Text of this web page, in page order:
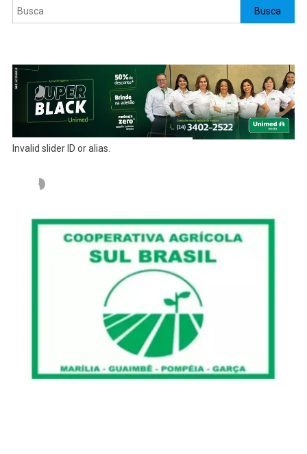
Pesquisar Busca
Invalid slider ID or alias.